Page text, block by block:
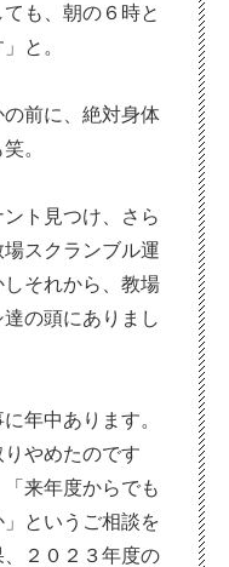
も、朝の６時と
と。
前に、絶対身体
。
ト見つけ、さら
スクランブル運
それから、教場
の頭にありまし
年中あります。
やめたのです
来年度からでも
というご相談を
２０２３年度の